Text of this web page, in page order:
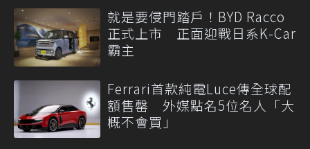
就是要侵門踏戶！BYD Racco
正式上市 正面迎戰日系K-Car
霸主
Ferrari首款純電Luce傳全球配
額售罄 外媒點名5位名人「大
概不會買」